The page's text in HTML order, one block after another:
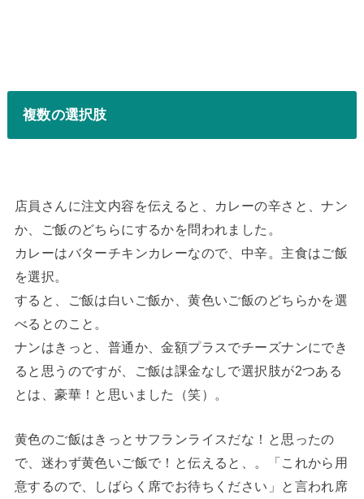
複数の選択肢
店員さんに注文内容を伝えると、カレーの辛さと、ナン
か、ご飯のどちらにするかを問われました。
カレーはバターチキンカレーなので、中辛。主食はご飯
を選択。
すると、ご飯は白いご飯か、黄色いご飯のどちらかを選
べるとのこと。
ナンはきっと、普通か、金額プラスでチーズナンにでき
ると思うのですが、ご飯は課金なしで選択肢が2つある
とは、豪華！と思いました（笑）。
黄色のご飯はきっとサフランライスだな！と思ったの
で、迷わず黄色いご飯で！と伝えると、。「これから用
意するので、しばらく席でお待ちください」と言われ席